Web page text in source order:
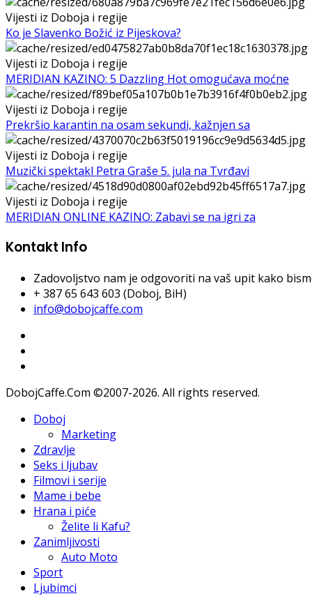
Vijesti iz Doboja i regije
Ko je Slavenko Božić iz Pijeskova?
Vijesti iz Doboja i regije
MERIDIAN KAZINO: 5 Dazzling Hot omogućava moćne
Vijesti iz Doboja i regije
Prekršio karantin na osam sekundi, kažnjen sa
Vijesti iz Doboja i regije
Muzički spektakl Petra Graše 5. jula na Tvrđavi
Vijesti iz Doboja i regije
MERIDIAN ONLINE KAZINO: Zabavi se na igri za
Kontakt Info
Zadovoljstvo nam je odgovoriti na vaš upit kako
+ 387 65 643 603 (Doboj, BiH)
info@dobojcaffe.com
DobojCaffe.Com ©2007-2026. All rights reserved.
Doboj
Marketing
Zdravlje
Seks i ljubav
Filmovi i serije
Mame i bebe
Hrana i piće
Želite li Kafu?
Zanimljivosti
Auto Moto
Sport
Ljubimci